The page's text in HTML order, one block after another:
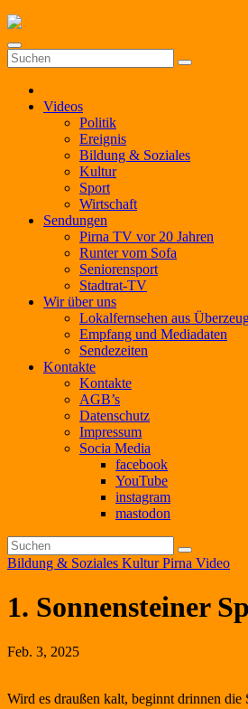
Zum
Inhalt
springen
Videos
Politik
Ereignis
Bildung & Soziales
Kultur
Sport
Wirtschaft
Sendungen
Pirna TV vor 20 Jahren
Runter vom Sofa
Seniorensport
Stadtrat-TV
Wir über uns
Lokalfernsehen aus
Empfang und Mediadaten
Sendezeiten
Kontakte
Kontakte
AGB’s
Datenschutz
Impressum
Socia Media
facebook
YouTube
instagram
mastodon
Bildung & Soziales KulturPirna Video
1. Sonnensteiner
Feb. 3, 2025
Wird es draußen kalt, beginnt drinnen